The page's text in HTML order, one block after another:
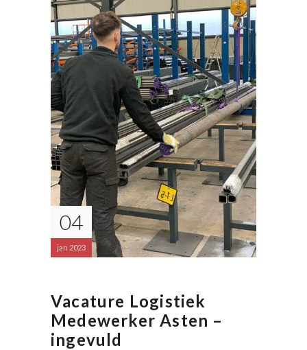
04
jan 2023
Vacature Logistiek
Medewerker Asten –
ingevuld